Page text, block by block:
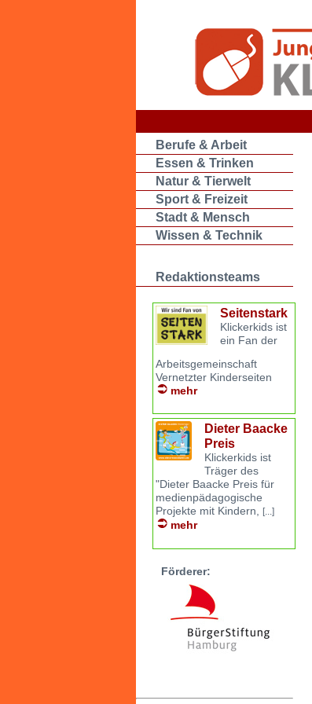
Berufe & Arbeit
Essen & Trinken
Natur & Tierwelt
Sport & Freizeit
Stadt & Mensch
Wissen & Technik
Redaktionsteams
Seitenstark
Klickerkids ist
ein Fan der
Arbeitsgemeinschaft
Vernetzter Kinderseiten
mehr
Dieter Baacke
Preis
Klickerkids ist
Träger des
"Dieter Baacke Preis für
medienpädagogische
Projekte mit Kindern, [...]
mehr
Förderer: